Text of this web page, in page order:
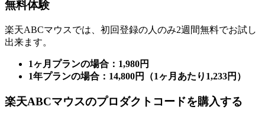
無料体験
楽天ABCマウスでは、初回登録の人のみ2週間無料でお試し
出来ます。
1ヶ月プランの場合：1,980円
1年プランの場合：14,800円（1ヶ月あたり1,233円）
楽天ABCマウスのプロダクトコードを購入する